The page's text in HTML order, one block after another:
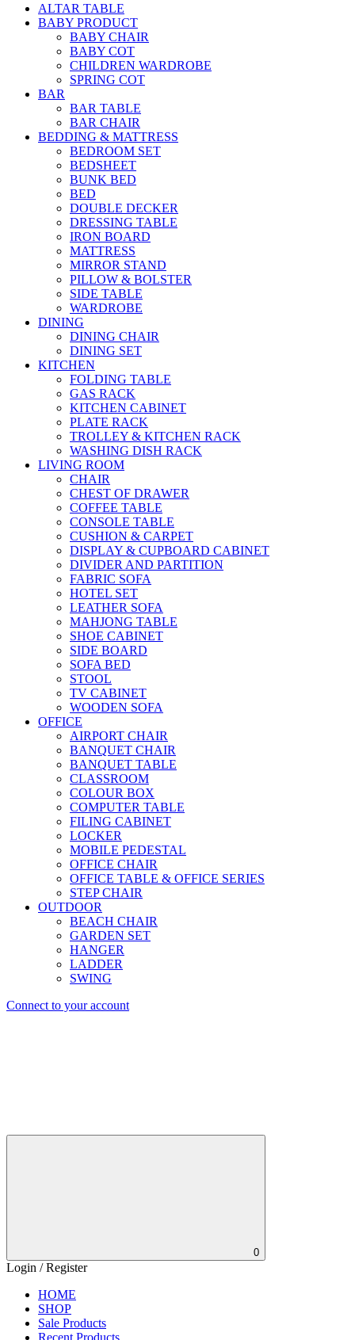
ALTAR TABLE
BABY PRODUCT
BABY CHAIR
BABY COT
CHILDREN WARDROBE
SPRING COT
BAR
BAR TABLE
BAR CHAIR
BEDDING & MATTRESS
BEDROOM SET
BEDSHEET
BUNK BED
BED
DOUBLE DECKER
DRESSING TABLE
IRON BOARD
MATTRESS
MIRROR STAND
PILLOW & BOLSTER
SIDE TABLE
WARDROBE
DINING
DINING CHAIR
DINING SET
KITCHEN
FOLDING TABLE
GAS RACK
KITCHEN CABINET
PLATE RACK
TROLLEY & KITCHEN RACK
WASHING DISH RACK
LIVING ROOM
CHAIR
CHEST OF DRAWER
COFFEE TABLE
CONSOLE TABLE
CUSHION & CARPET
DISPLAY & CUPBOARD CABINET
DIVIDER AND PARTITION
FABRIC SOFA
HOTEL SET
LEATHER SOFA
MAHJONG TABLE
SHOE CABINET
SIDE BOARD
SOFA BED
STOOL
TV CABINET
WOODEN SOFA
OFFICE
AIRPORT CHAIR
BANQUET CHAIR
BANQUET TABLE
CLASSROOM
COLOUR BOX
COMPUTER TABLE
FILING CABINET
LOCKER
MOBILE PEDESTAL
OFFICE CHAIR
OFFICE TABLE & OFFICE SERIES
STEP CHAIR
OUTDOOR
BEACH CHAIR
GARDEN SET
HANGER
LADDER
SWING
Connect to your account
0
Login / Register
HOME
SHOP
Sale Products
Recent Products